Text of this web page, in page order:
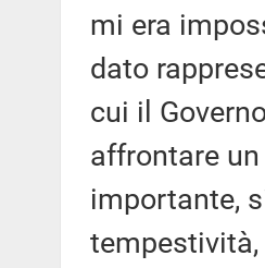
mi era
dato
cui il
affrontare
importante,